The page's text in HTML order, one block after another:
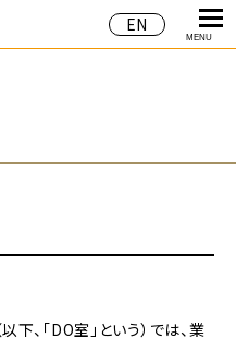
EN
MENU
「DO室」という）では、業